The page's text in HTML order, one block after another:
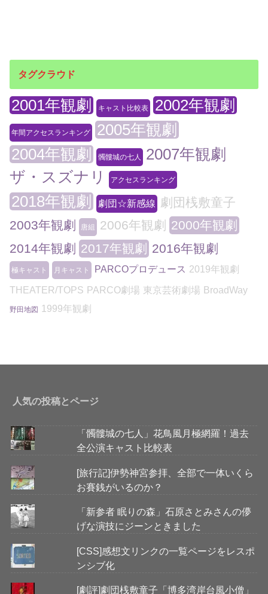
タグクラウド
2001年観劇 キャスト比較表 2002年観劇
年間アクセスランキング
2005年観劇
2004年観劇
髑髏城の七人
2007年観劇
ザ・スズナリ
アクセスランキング
2018年観劇 劇団☆新感線
劇団桟敷童子
2003年観劇
唐組 2006年観劇
2000年観劇
2014年観劇 2017年観劇 2016年観劇
極キャスト 月キャスト PARCOプロデュース 2019年観劇
THEATER/TOPS PARCO劇場 東京芸術劇場 BroadWay
野田地図 1999年観劇
人気の投稿とページ
「髑髏城の七人」花鳥風月極網羅！過去
全公演キャスト比較表
[旅行記]伊勢神宮参拝、全部で一体いくら
お賽銭がいるのか？
「新参者 眠りの森」石原さとみさんの儚
げな演技にジーンときました
[CSS]感想文リンクの一覧ページをレスポ
ンシブ化
[劇評]劇団桟敷童子「博多湾岸台風小僧」